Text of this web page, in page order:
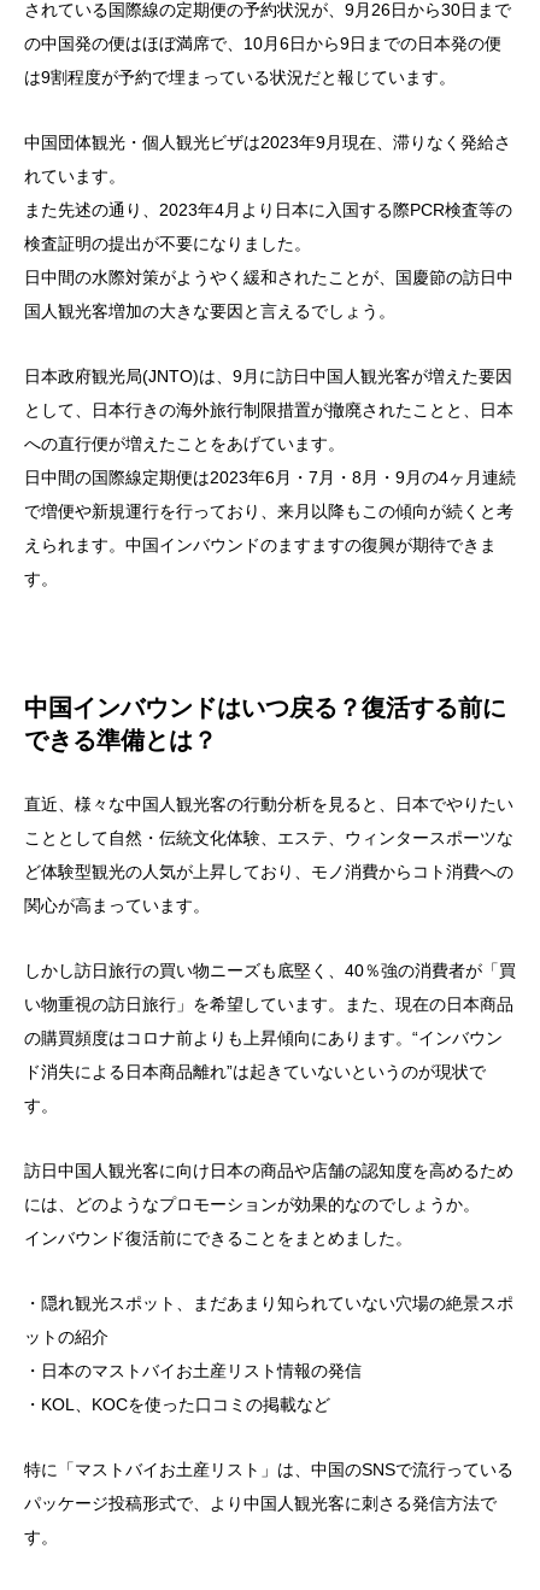
されている国際線の定期便の予約状況が、9月26日から30日まで
の中国発の便はほぼ満席で、10月6日から9日までの日本発の便
は9割程度が予約で埋まっている状況だと報じています。
中国団体観光・個人観光ビザは2023年9月現在、滞りなく発給さ
れています。
また先述の通り、2023年4月より日本に入国する際PCR検査等の
検査証明の提出が不要になりました。
日中間の水際対策がようやく緩和されたことが、国慶節の訪日中
国人観光客増加の大きな要因と言えるでしょう。
日本政府観光局(JNTO)は、9月に訪日中国人観光客が増えた要因
として、日本行きの海外旅行制限措置が撤廃されたことと、日本
への直行便が増えたことをあげています。
日中間の国際線定期便は2023年6月・7月・8月・9月の4ヶ月連続
で増便や新規運行を行っており、来月以降もこの傾向が続くと考
えられます。中国インバウンドのますますの復興が期待できま
す。
中国インバウンドはいつ戻る？復活する前に
できる準備とは？
直近、様々な中国人観光客の行動分析を見ると、日本でやりたい
こととして自然・伝統文化体験、エステ、ウィンタースポーツな
ど体験型観光の人気が上昇しており、モノ消費からコト消費への
関心が高まっています。
しかし訪日旅行の買い物ニーズも底堅く、40％強の消費者が「買
い物重視の訪日旅行」を希望しています。また、現在の日本商品
の購買頻度はコロナ前よりも上昇傾向にあります。“インバウン
ド消失による日本商品離れ”は起きていないというのが現状で
す。
訪日中国人観光客に向け日本の商品や店舗の認知度を高めるため
には、どのようなプロモーションが効果的なのでしょうか。
インバウンド復活前にできることをまとめました。
・隠れ観光スポット、まだあまり知られていない穴場の絶景スポ
ットの紹介
・日本のマストバイお土産リスト情報の発信
・KOL、KOCを使った口コミの掲載など
特に「マストバイお土産リスト」は、中国のSNSで流行っている
パッケージ投稿形式で、より中国人観光客に刺さる発信方法で
す。